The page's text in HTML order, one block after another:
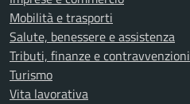
Mobilità e trasporti
Salute, benessere e assistenza
Tributi, finanze e contravvenzioni
Turismo
Vita lavorativa